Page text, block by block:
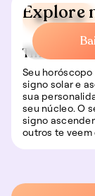
🍀 Sorte
This is
Seu
signo solar e
sua
seu núcleo. O
signo
outros te veem
Explore